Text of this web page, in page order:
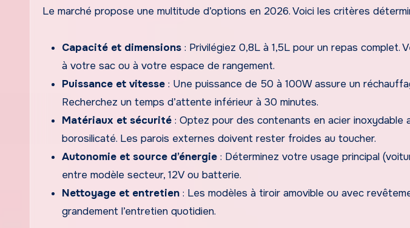
Le marché propose une multitude d’options en 2026. Voici les critères
Capacité et dimensions : Privilégiez 0,8L à 1,5L pour un repas complet.
à votre sac ou à votre espace de rangement.
Puissance et vitesse : Une puissance de 50 à 100W assure un
Recherchez un temps d’attente inférieur à 30 minutes.
Matériaux et sécurité : Optez pour des contenants en acier inoxydable
borosilicaté. Les parois externes doivent rester froides au toucher.
Autonomie et source d’énergie : Déterminez votre usage principal
entre modèle secteur, 12V ou batterie.
Nettoyage et entretien : Les modèles à tiroir amovible ou avec
grandement l’entretien quotidien.